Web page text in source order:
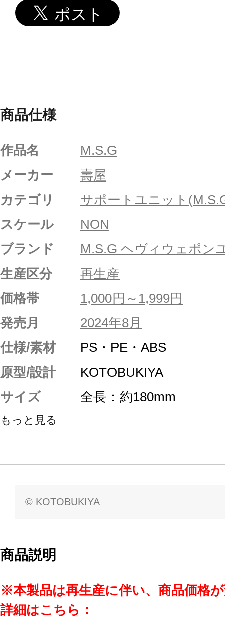
商品仕様
作品名
M.S.G
メーカー
壽屋
カテゴリ
サポートユニット
スケール
NON
ブランド
M.S.G ヘヴィウェポン
生産区分
再生産
価格帯
1,000円～1,999円
発売月
2024年8月
仕様/素材
PS・PE・ABS
原型/設計
KOTOBUKIYA
サイズ
全長：約180mm
もっと見る
© KOTOBUKIYA
商品説明
※本製品は再生産に伴い、商品価格
詳細はこちら：